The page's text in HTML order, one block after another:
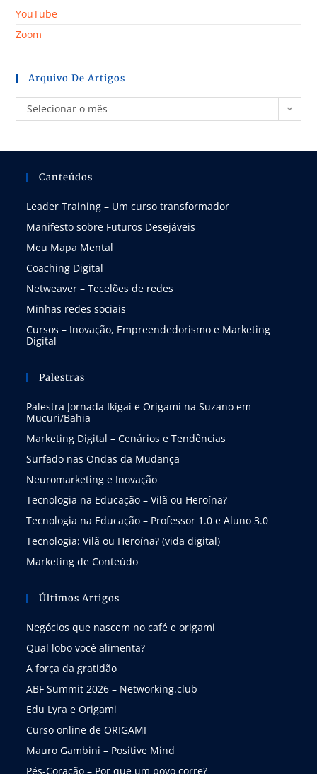
YouTube
Zoom
Arquivo De Artigos
Selecionar o mês
Canteúdos
Leader Training – Um curso transformador
Manifesto sobre Futuros Desejáveis
Meu Mapa Mental
Coaching Digital
Netweaver – Tecelões de redes
Minhas redes sociais
Cursos – Inovação, Empreendedorismo e Marketing
Digital
Palestras
Palestra Jornada Ikigai e Origami na Suzano em
Mucuri/Bahia
Marketing Digital – Cenários e Tendências
Surfado nas Ondas da Mudança
Neuromarketing e Inovação
Tecnologia na Educação – Vilã ou Heroína?
Tecnologia na Educação – Professor 1.0 e Aluno 3.0
Tecnologia: Vilã ou Heroína? (vida digital)
Marketing de Conteúdo
Últimos Artigos
Negócios que nascem no café e origami
Qual lobo você alimenta?
A força da gratidão
ABF Summit 2026 – Networking.club
Edu Lyra e Origami
Curso online de ORIGAMI
Mauro Gambini – Positive Mind
Pés-Coração – Por que um povo corre?